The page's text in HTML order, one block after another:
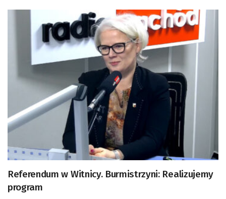
Referendum w Witnicy. Burmistrzyni: Realizujemy
program